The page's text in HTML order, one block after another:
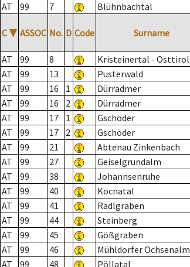
AT
99 7 Blühnbachtal
C ▼ ASSOC No. D Code Surname
AT
99 8 Kristeinertal - Osttirol
AT
99 13 Pusterwald
AT
99 16 1 Dürradmer
AT
99 16 2 Dürradmer
AT
99 17 1 Gschöder
AT
99 17 2 Gschöder
AT
99 21 Abtenau Zinkenbach
AT
99 27 Geiselgrundalm
AT
99 38 Johannsenruhe
AT
99 40 Kocnatal
AT
99 41 Radlgraben
AT
99 44 Steinberg
AT
99 45 Gößgraben
AT
99 46 Mühldorfer Ochsenalm
AT
99 48 Pöllatal